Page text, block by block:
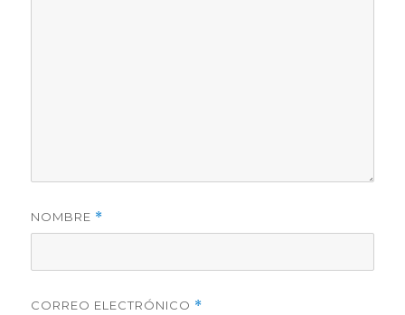
NOMBRE *
CORREO ELECTRÓNICO *